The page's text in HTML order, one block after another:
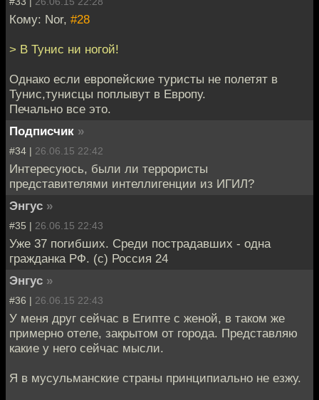
Кому: Nor, #28
> В Тунис ни ногой!
Однако если европейские туристы не полетят в
Тунис,тунисцы поплывут в Европу.
Печально все это.
Подписчик »
#34 | 26.06.15 22:42
Интересуюсь, были ли террористы
представителями интеллигенции из ИГИЛ?
Энгус »
#35 | 26.06.15 22:43
Уже 37 погибших. Среди пострадавших - одна
гражданка РФ. (с) Россия 24
Энгус »
#36 | 26.06.15 22:43
У меня друг сейчас в Египте с женой, в таком же
примерно отеле, закрытом от города. Представляю
какие у него сейчас мысли.
Я в мусульманские страны принципиально не езжу.